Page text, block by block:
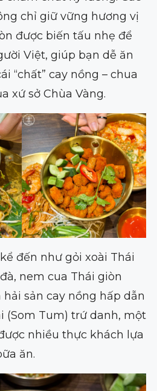
chỉ giữ vững hương vị
được biến tấu nhẹ để
Việt, giúp bạn dễ ăn
“chất” cay nồng – chua
xứ sở Chùa Vàng.
đến như gỏi xoài Thái
nem cua Thái giòn
sản cay nồng hấp dẫn
(Som Tum) trứ danh, một
nhiều thực khách lựa
ăn.